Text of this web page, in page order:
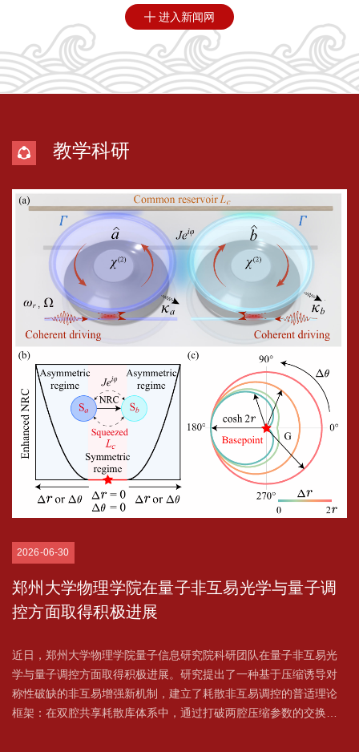
 进入新闻网
教学科研
2026-06-30
郑州大学物理学院在量子非互易光学与量子调
控方面取得积极进展
近日，郑州大学物理学院量子信息研究院科研团队在量子非互易光
学与量子调控方面取得积极进展。研究提出了一种基于压缩诱导对
称性破缺的非互易增强新机制，建立了耗散非互易调控的普适理论
框架：在双腔共享耗散库体系中，通过打破两腔压缩参数的交换对